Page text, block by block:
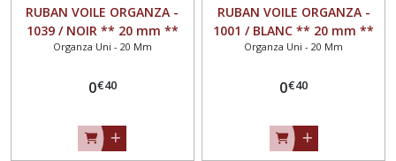
RUBAN VOILE ORGANZA -
1039 / NOIR ** 20 mm **
Vendu au mètre - largeur
Organza Uni - 20 Mm
0€40
RUBAN VOILE ORGANZA -
1001 / BLANC ** 20 mm **
Vendu au mètre - largeur
Organza Uni - 20 Mm
0€40